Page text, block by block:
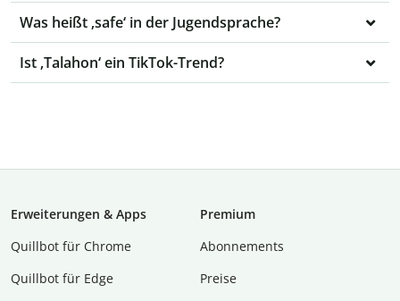
Was heißt ‚safe‘ in der Jugendsprache?
Ist ‚Talahon‘ ein TikTok-Trend?
Erweiterungen & Apps
Quillbot für Chrome
Quillbot für Edge
Premium
Abon­ne­ments
Preise